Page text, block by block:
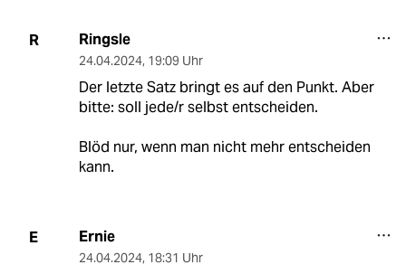
R Ringsle
24.04.2024, 19:09 Uhr
Der letzte Satz bringt es auf den Punkt. Aber
bitte: soll jede/r selbst entscheiden.
Blöd nur, wenn man nicht mehr entscheiden
kann.
E Ernie
24.04.2024, 18:31 Uhr